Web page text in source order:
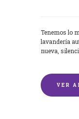
Tenemos lo
lavandería
nueva,
VER